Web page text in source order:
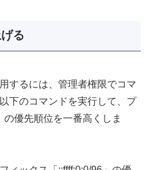
る
するには、管理者権限でコマ
下のコマンドを実行して、プ
の優先順位を一番高くしま